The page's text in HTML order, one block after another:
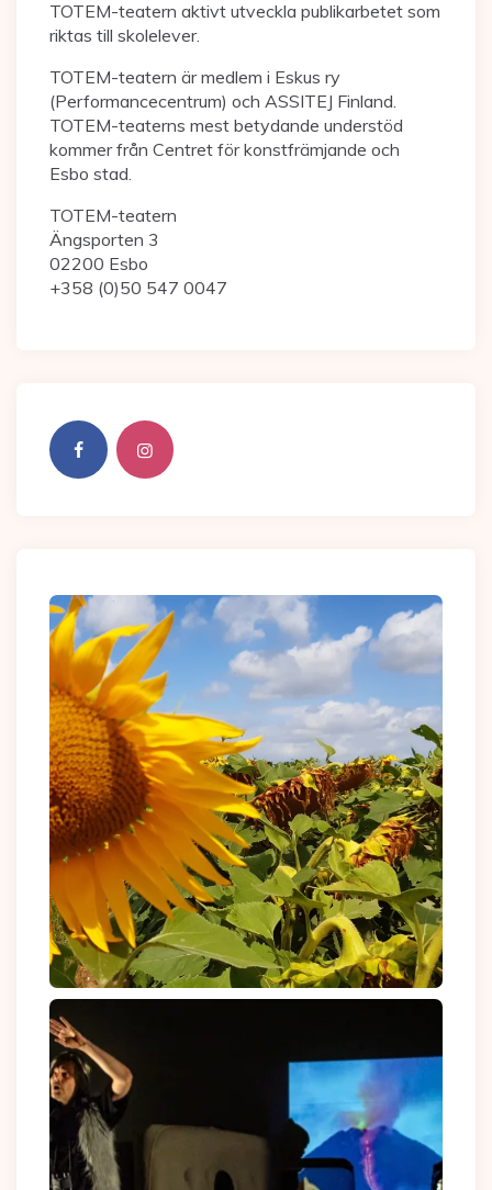
TOTEM-teatern aktivt utveckla publikarbetet som
riktas till skolelever.
TOTEM-teatern är medlem i Eskus ry
(Performancecentrum) och ASSITEJ Finland.
TOTEM-teaterns mest betydande understöd
kommer från Centret för konstfrämjande och
Esbo stad.
TOTEM-teatern
Ängsporten 3
02200 Esbo
+358 (0)50 547 0047